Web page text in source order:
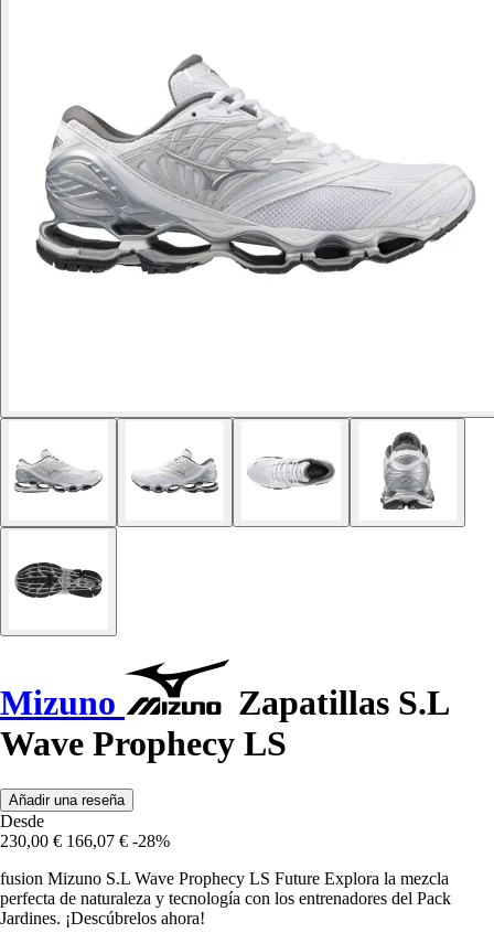
Mizuno
Zapatillas S.L
Wave Prophecy LS
Añadir una reseña
Desde
230,00 € 166,07 € -28%
fusion Mizuno S.L Wave Prophecy LS Future Explora la mezcla
perfecta de naturaleza y tecnología con los entrenadores del Pack
Jardines. ¡Descúbrelos ahora!